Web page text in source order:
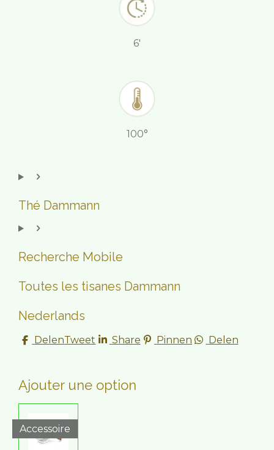
6'
100°
Thé Dammann
Recherche Mobile
Toutes les tisanes Dammann
Nederlands
DelenTweet Share Pinnen Delen
Ajouter une option
Accessoire